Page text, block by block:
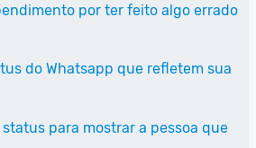
por ter feito algo errado
do Whatsapp que refletem sua
status para mostrar a pessoa que